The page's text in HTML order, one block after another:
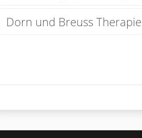
Dorn und Breuss Therapie